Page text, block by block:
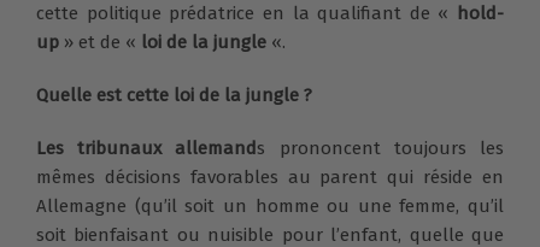
cette politique prédatrice en la qualifiant de « hold-
up » et de « loi de la jungle «.
Quelle est cette loi de la jungle ?
Les tribunaux allemand s prononcent toujours les
mêmes décisions favorables au parent qui réside en
Allemagne (qu’il soit un homme ou une femme, qu’il
soit bienfaisant ou nuisible pour l’enfant, quelle que